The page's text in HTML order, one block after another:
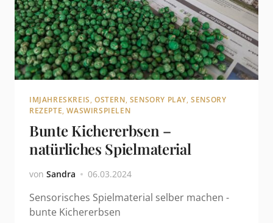
IMJAHRESKREIS,OSTERN, SENSORY PLAY,SENSORY
REZEPTE,WASWIRSPIELEN
Bunte Kichererbsen –
natürliches Spielmaterial
von Sandra 06.03.2024
Sensorisches Spielmaterial selber machen -
bunte Kichererbsen